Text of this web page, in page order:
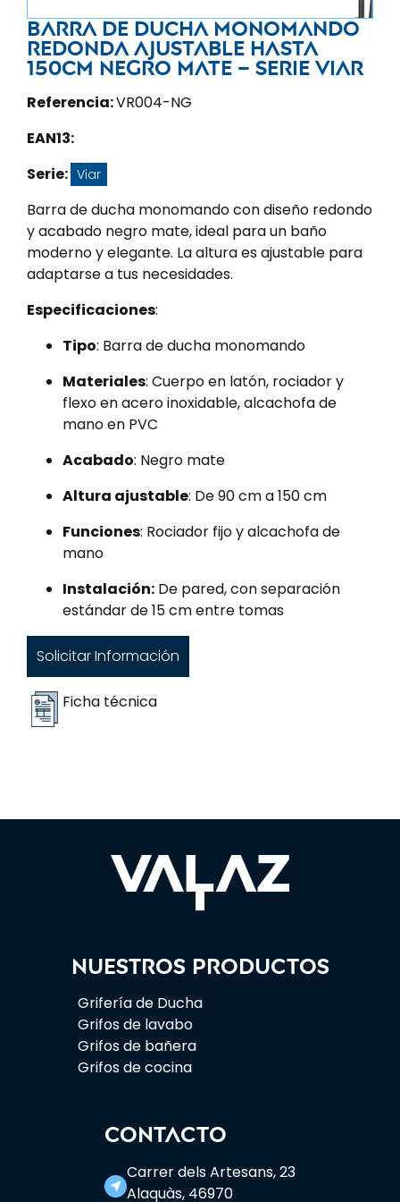
Barra de ducha monomando
redonda ajustable hasta
150CM negro mate – Serie Viar
Referencia:VR004-NG
EAN13:
Serie: Viar
Barra de ducha monomando con diseño redondo
y acabado negro mate, ideal para un baño
moderno y elegante. La altura es ajustable para
adaptarse a tus necesidades.
Especificaciones:
Tipo: Barra de ducha monomando
Materiales: Cuerpo en latón, rociador y
flexo en acero inoxidable, alcachofa de
mano en PVC
Acabado: Negro mate
Altura ajustable: De 90 cm a 150 cm
Funciones: Rociador fijo y alcachofa de
mano
Instalación: De pared, con separación
estándar de 15 cm entre tomas
Solicitar Información
Ficha técnica
Nuestros productos
Grifería de Ducha
Grifos de lavabo
Grifos de bañera
Grifos de cocina
CONTACTO
near_me
Carrer dels Artesans, 23
Alaquàs, 46970